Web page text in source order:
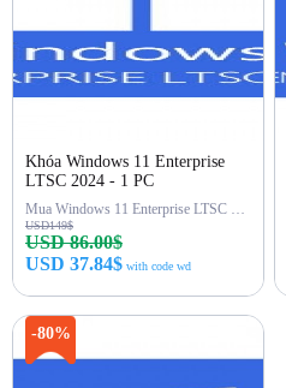
Khóa Windows 11 Enterprise
LTSC 2024 - 1 PC
Mua Windows 11 Enterprise LTSC 2024 cho 1 PC và nâng cấp lên hệ điều hành Windows phổ biến nhất.
USD149$
USD 86.00$
USD 37.84$ with code wd
-80%